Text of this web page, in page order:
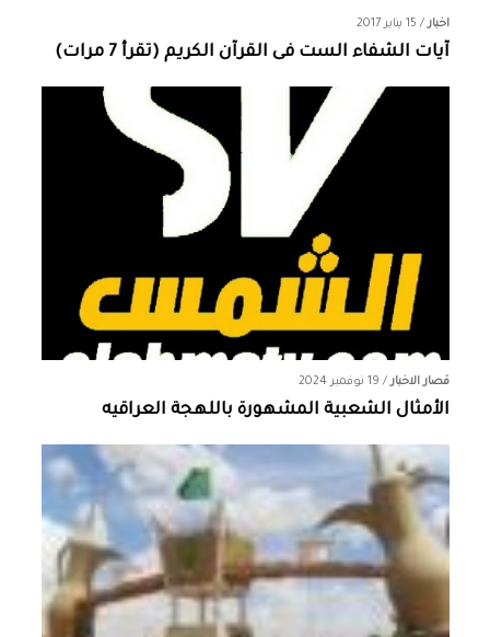
اخبار/ 15 يناير 2017
آيات الشفاء الست فى القرآن الكريم (تقرأ 7 مرات)
قصار الاخبار/ 19 نوفمبر 2024
الأمثال الشعبية المشهورة باللهجة العراقيه